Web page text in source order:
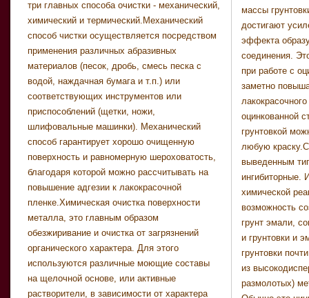
три главных способа очистки - механический,
химический и термический.Механический
способ чистки осуществляется посредством
применения различных абразивных
материалов (песок, дробь, смесь песка с
водой, наждачная бумага и т.п.) или
соответствующих инструментов или
приспособлений (щетки, ножи,
шлифовальные машинки). Механический
способ гарантирует хорошо очищенную
поверхность и равномерную шероховатость,
благодаря которой можно рассчитывать на
повышение адгезии к лакокрасочной
пленке.Химическая очистка поверхности
металла, это главным образом
обезжиривание и очистка от загрязнений
органического характера. Для этого
используются различные моющие составы
на щелочной основе, или активные
растворители, в зависимости от характера
массы
достигают
эффекта
соединения.
при работе с
заметно
оцинкованной
грунтовкой
любую
выведенным
ингибиторные.
химической
возможность
грунт эмали,
и грунтовки и
грунтовки
из
размолотых)
инструкциях к
два слоя", и
расхода
нанесении в
будет в два
цифры.Так как
расход на
при
необходимости
чью площадь
решетки,
полагаться
использовать
краски и
смол в
или уайт-